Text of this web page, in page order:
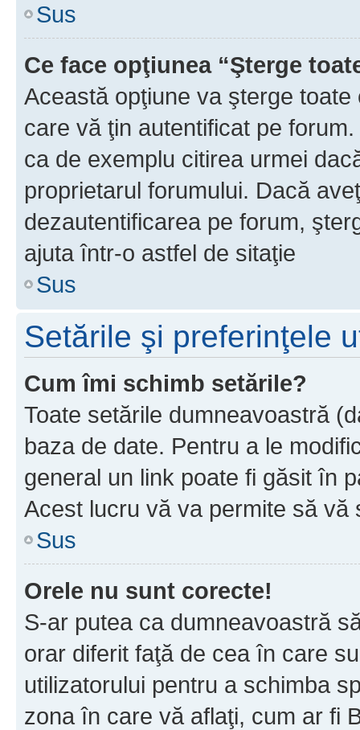
Sus
Ce face opţiunea “Şterge
Această opţiune va şterge
care vă ţin autentificat pe
ca de exemplu citirea urmei
proprietarul forumului. Dacă
dezautentificarea pe forum,
ajuta într-o astfel de sitaţie
Sus
Setările şi preferinţele
Cum îmi schimb setările?
Toate setările dumneavoastră
baza de date. Pentru a le
general un link poate fi găsit în
Acest lucru vă va permite să vă
Sus
Orele nu sunt corecte!
S-ar putea ca dumneavoastră
orar diferit faţă de cea în care
utilizatorului pentru a schimba
zona în care vă aflaţi, cum ar fi